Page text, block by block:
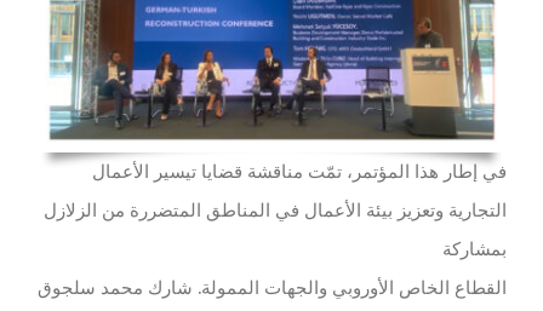
في إطار هذا المؤتمر، تمّت مناقشة قضايا تيسير الأعمال
التجارية وتعزيز بيئة الأعمال في المناطق المتضررة من الزلازل
بمشاركة
القطاع الخاص الأوروبي والجهات الممولة. شارك محمد سلجوق